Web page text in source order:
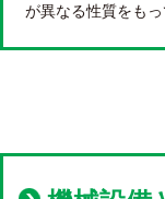
が異なる性質をもっ